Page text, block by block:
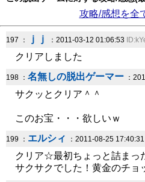
攻略/感想を全
197 ： ｊｊ ：2011-03-12 01:06:53
クリアしました
198 ： 名無しの脱出ゲーマー ：
サクッとクリア＾＾
このお宝・・・欲しいｗ
199 ： エルシィ ：2011-08-25 17:40:31
クリア☆最初ちょっと詰まっ
サクサクでした！黄金のチョ